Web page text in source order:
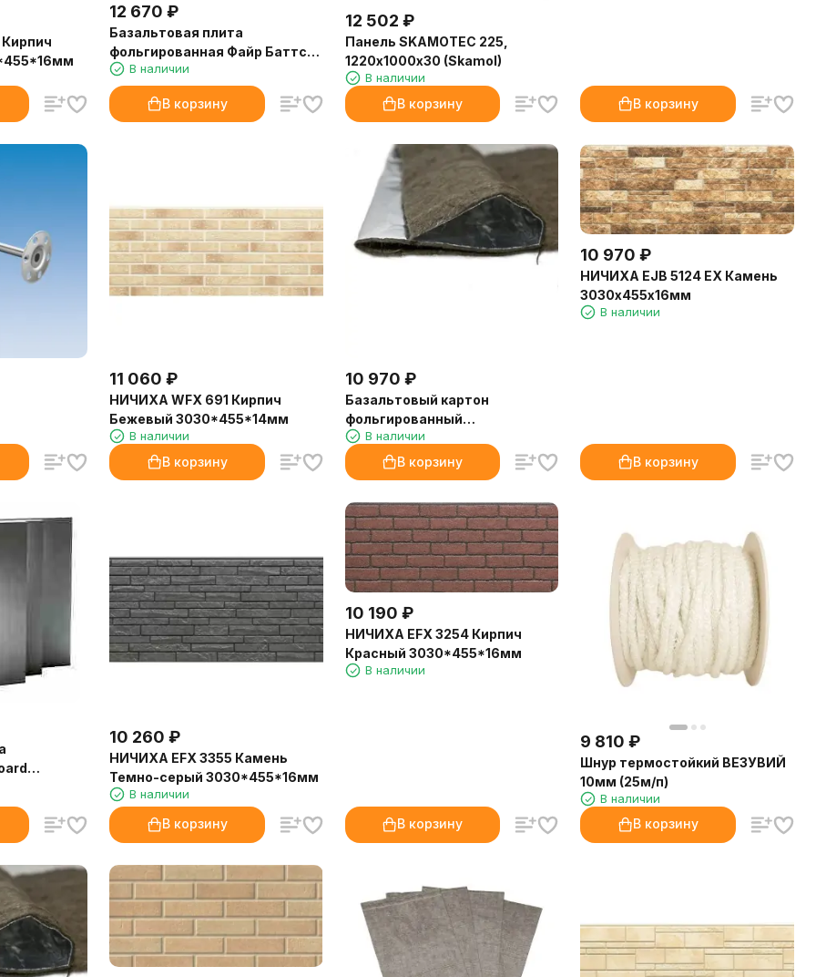
12 670 ₽
Базальтовая плита
фольгированная Файр Баттс
(FIRE BATTS) (1000х600х30мм)
(6 шт/уп)
В наличии
В корзину
12 502 ₽
Панель SKAMOTEC 225,
1220х1000х30 (Skamol)
В наличии
В корзину В корзину
11 060 ₽
НИЧИХА WFX 691 Кирпич
Бежевый 3030*455*14мм
В наличии
В корзину
10 970 ₽
Базальтовый картон
фольгированный
1000х600х8мм (20шт/уп) (Б)
В наличии
В корзину
10 970 ₽
НИЧИХА EJB 5124 EX Камень
3030х455х16мм
В наличии
В корзину
10 260 ₽
НИЧИХА EFX 3355 Камень
Темно-серый 3030*455*16мм
В наличии
В корзину
10 190 ₽
НИЧИХА EFX 3254 Кирпич
Красный 3030*455*16мм
В наличии
В корзину
9 810 ₽
Шнур термостойкий ВЕЗУВИЙ
10мм (25м/п)
В наличии
В корзину